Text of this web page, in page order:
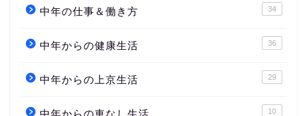
中年の仕事＆働き方 34
中年からの健康生活 36
中年からの上京生活 29
中年からの車なし生活 10